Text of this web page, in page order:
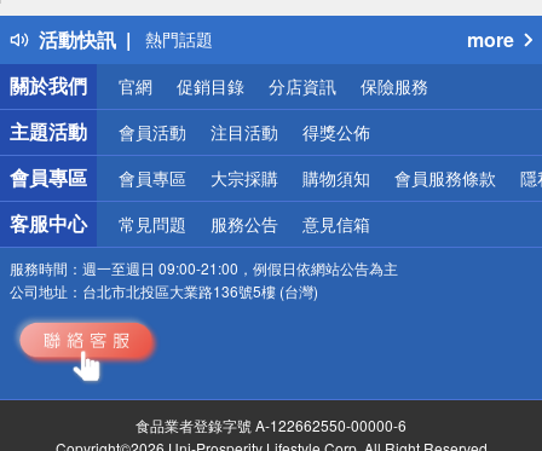
活動快訊
得獎公告
熱門話題
銀行優惠
偏遠地區配送
詐騙網頁！請小心！
more
關於我們
官網 促銷目錄 分店資訊 保險服務
主題活動 會員活動 注目活動 得獎公佈
會員專區 會員專區 大宗採購 購物須知 會員服務條款 隱
客服中心 常見問題 服務公告 意見信箱
服務時間： 週一至週日 09:00-21:00，例假日依網站公告為主
公司地址： 台北市北投區大業路136號5樓 (台灣)
食品業者登錄字號 A-122662550-00000-6